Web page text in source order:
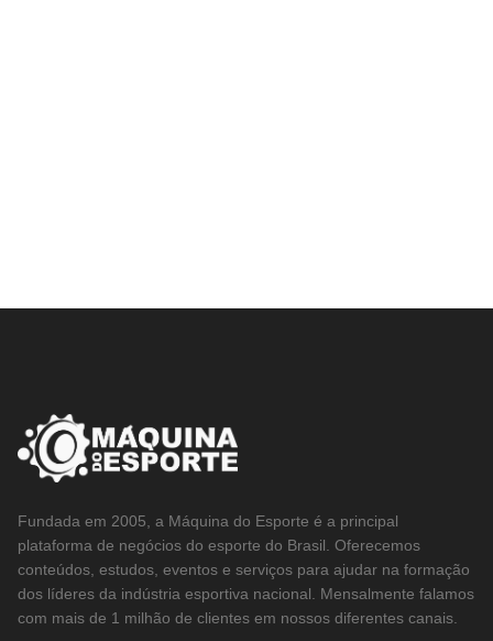
Fundada em 2005, a Máquina do Esporte é a principal
plataforma de negócios do esporte do Brasil. Oferecemos
conteúdos, estudos, eventos e serviços para ajudar na formação
dos líderes da indústria esportiva nacional. Mensalmente falamos
com mais de 1 milhão de clientes em nossos diferentes canais.